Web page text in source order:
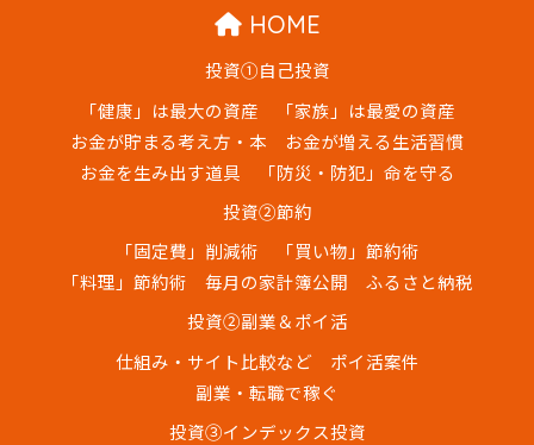
HOME
投資①自己投資
「健康」は最大の資産
「家族」は最愛の資産
お金が貯まる考え方・本
お金が増える生活習慣
お金を生み出す道具
「防災・防犯」命を守る
投資②節約
「固定費」削減術
「買い物」節約術
「料理」節約術
毎月の家計簿公開
ふるさと納税
投資②副業＆ポイ活
仕組み・サイト比較など
ポイ活案件
副業・転職で稼ぐ
投資③インデックス投資